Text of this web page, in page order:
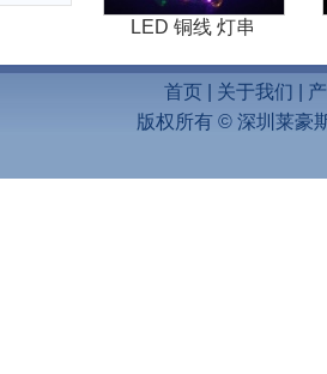
LED 铜线 灯串
首页 关于我们
版权所有 © 深圳莱豪